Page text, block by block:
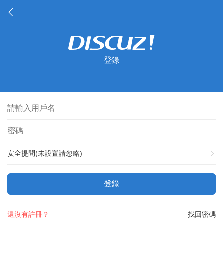
登錄
安全提問(未設置請忽略)
登錄
找回密碼
還沒有註冊？